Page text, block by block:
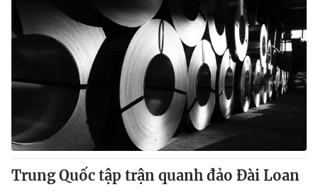
Trung Quốc tập trận quanh đảo Đài Loan